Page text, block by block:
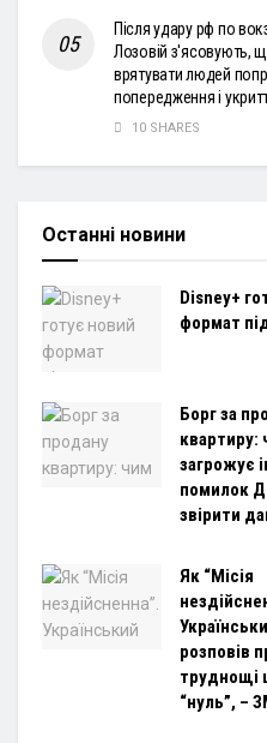
Після удару рф по
Лозовій з'ясовують,
врятувати людей
попередження і
10 SHARES
Останні новини
Disney+
формат
Борг за
квартиру:
загрожує
помилок
звірити
Як “Місія
розповів
труднощі
“нуль”, –